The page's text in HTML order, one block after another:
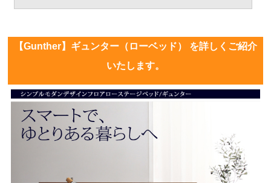
【Gunther】ギュンター（ローベッド） を詳しくご紹介
いたします。